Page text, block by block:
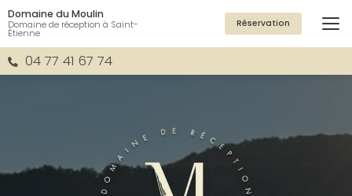
Aller
au
contenu
principal04 77 41 67 74
Domaine du Moulin
Domaine de réception à Saint-
Étienne
Réservation